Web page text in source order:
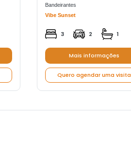
Bandeirantes
Vibe Sunset
3 2 1
Mais informações
Quero agendar uma visita